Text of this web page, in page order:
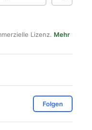
Lizenz. Mehr
Folgen